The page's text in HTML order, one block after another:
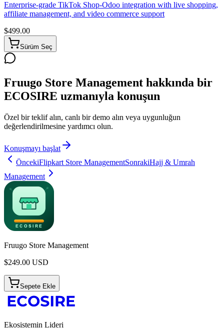
Enterprise-grade TikTok Shop-Odoo integration with live shopping,
affiliate management, and video commerce support
$499.00
Sürüm Seç
Fruugo Store Management hakkında bir
ECOSIRE uzmanıyla konuşun
Özel bir teklif alın, canlı bir demo alın veya uygunluğun
değerlendirilmesine yardımcı olun.
Konuşmayı başlat
ÖncekiFlipkart Store ManagementSonrakiHajj & Umrah
Management
Fruugo Store Management
$249.00 USD
Sepete Ekle
Ekosistemin Lideri